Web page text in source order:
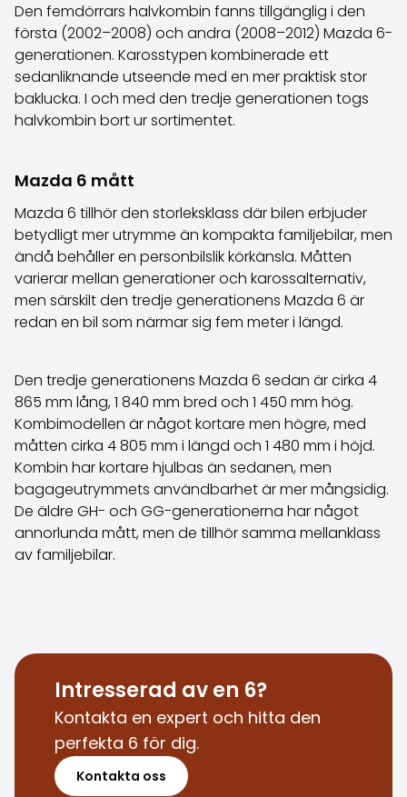
Den femdörrars halvkombin fanns tillgänglig i den
första (2002–2008) och andra (2008–2012) Mazda 6-
generationen. Karosstypen kombinerade ett
sedanliknande utseende med en mer praktisk stor
baklucka. I och med den tredje generationen togs
halvkombin bort ur sortimentet.
Mazda 6 mått
Mazda 6 tillhör den storleksklass där bilen erbjuder
betydligt mer utrymme än kompakta familjebilar, men
ändå behåller en personbilslik körkänsla. Måtten
varierar mellan generationer och karossalternativ,
men särskilt den tredje generationens Mazda 6 är
redan en bil som närmar sig fem meter i längd.
Den tredje generationens Mazda 6 sedan är cirka 4
865 mm lång, 1 840 mm bred och 1 450 mm hög.
Kombimodellen är något kortare men högre, med
måtten cirka 4 805 mm i längd och 1 480 mm i höjd.
Kombin har kortare hjulbas än sedanen, men
bagageutrymmets användbarhet är mer mångsidig.
De äldre GH- och GG-generationerna har något
annorlunda mått, men de tillhör samma mellanklass
av familjebilar.
Intresserad av en 6?
Kontakta en expert och hitta den
perfekta 6 för dig.
Kontakta oss